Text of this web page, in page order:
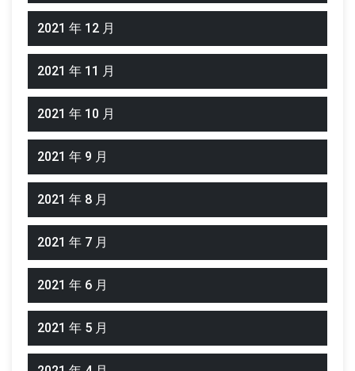
2021 年 12 月
2021 年 11 月
2021 年 10 月
2021 年 9 月
2021 年 8 月
2021 年 7 月
2021 年 6 月
2021 年 5 月